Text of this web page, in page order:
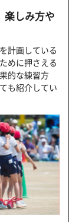
楽しみ方や
計画している
めに押さえる
的な練習方
も紹介してい